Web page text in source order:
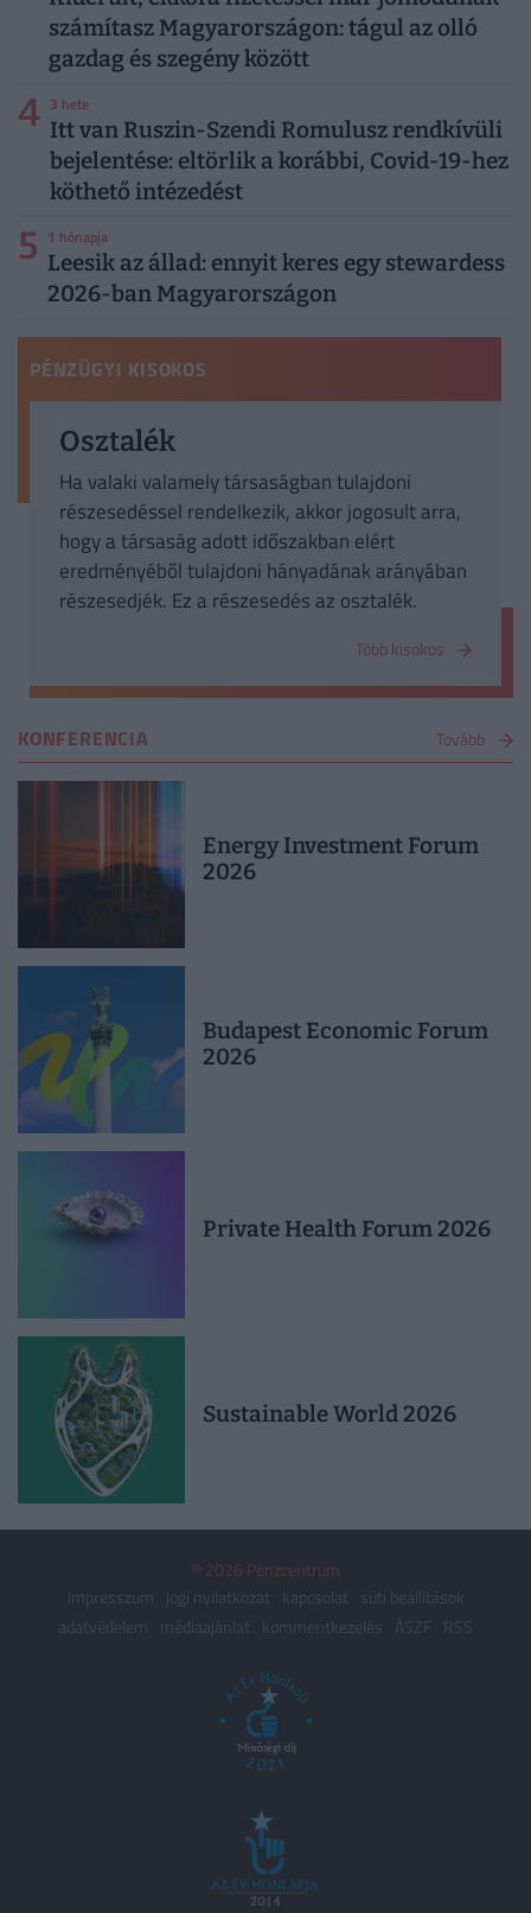
számítasz Magyarországon: tágul az olló
gazdag és szegény között
4 3 hete
Itt van Ruszin-Szendi Romulusz rendkívüli
bejelentése: eltörlik a korábbi, Covid-19-hez
köthető intézedést
5 1 hónapja
Leesik az állad: ennyit keres egy stewardess
2026-ban Magyarországon
PÉNZÜGYI KISOKOS
Osztalék
Ha valaki valamely társaságban tulajdoni
részesedéssel rendelkezik, akkor jogosult arra,
hogy a társaság adott időszakban elért
eredményéből tulajdoni hányadának arányában
részesedjék. Ez a részesedés az osztalék.
Több kisokos
KONFERENCIA Tovább
Energy Investment Forum
2026
Budapest Economic Forum
2026
Private Health Forum 2026
Sustainable World 2026
© 2026 Pénzcentrum
impresszum
jogi nyilatkozat kapcsolat
süti beállítások
adatvédelem
médiaajánlat kommentkezelés ÁSZF RSS